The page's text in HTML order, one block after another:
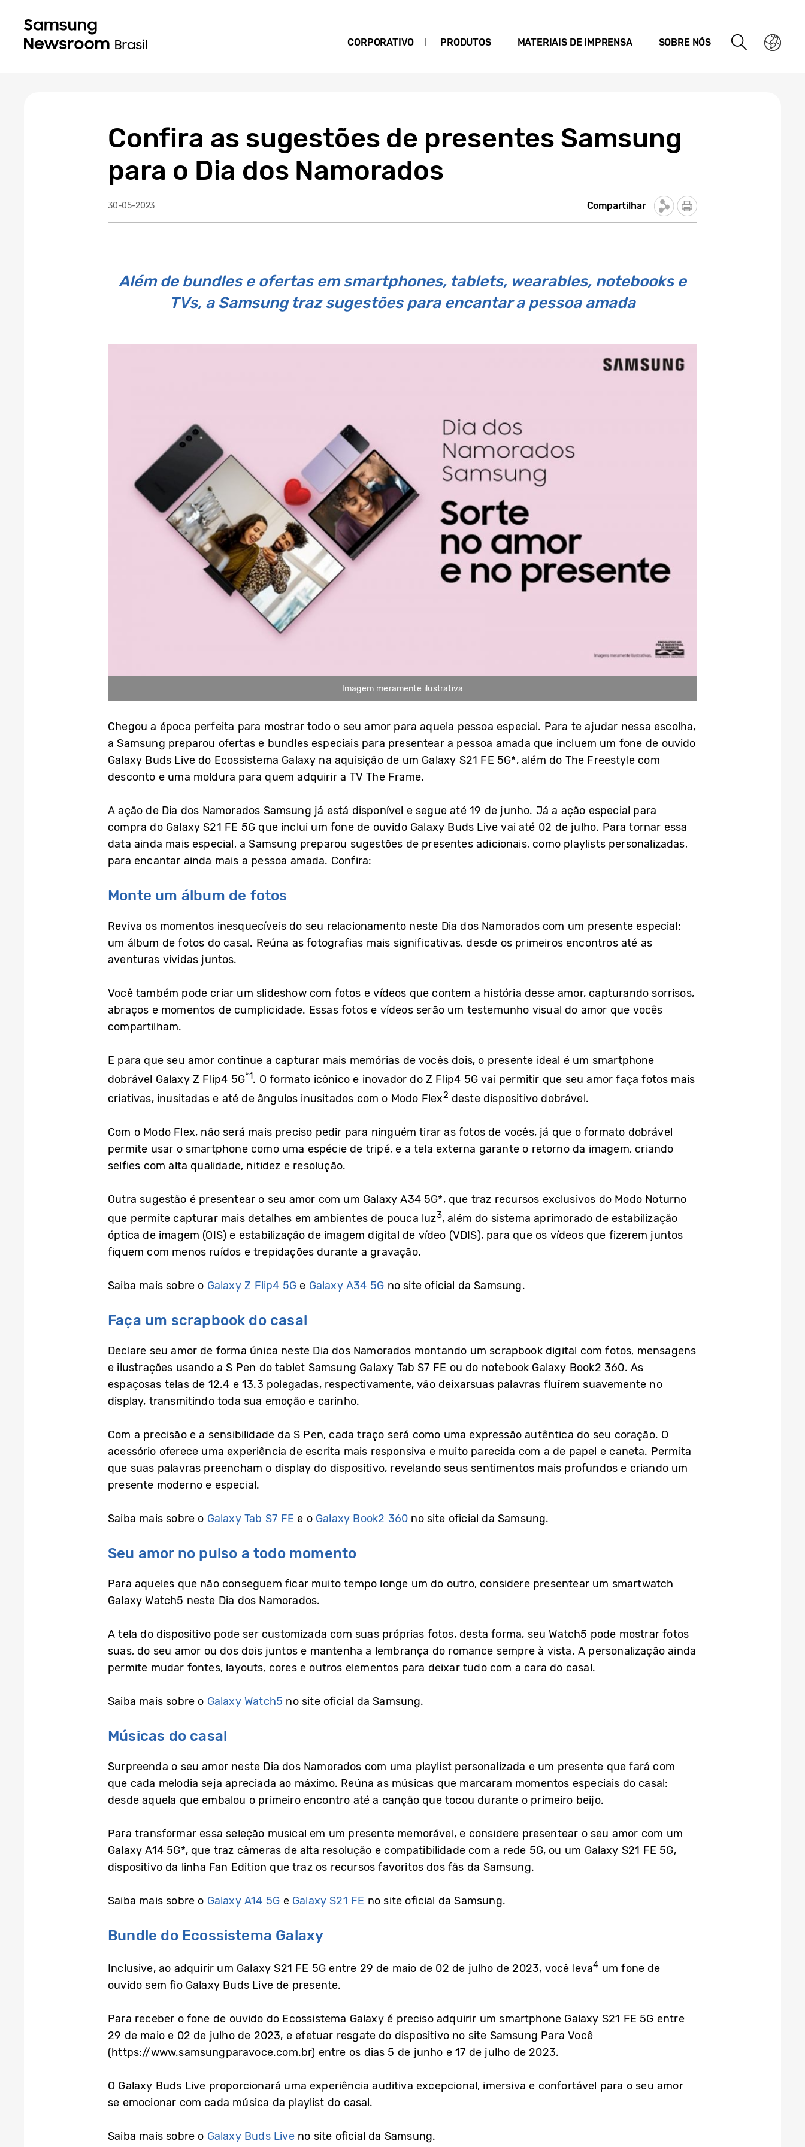
CORPORATIVO PRODUTOS MATERIAIS DE IMPRENSA SOBRE NÓS
Confira as sugestões de presentes Samsung
para o Dia dos Namorados
30-05-2023 Compartilhar
Além de bundles e ofertas em smartphones, tablets, wearables, notebooks e
TVs, a Samsung traz sugestões para encantar a pessoa amada
Imagem meramente ilustrativa
Chegou a época perfeita para mostrar todo o seu amor para aquela pessoa especial. Para te ajudar nessa escolha,
a Samsung preparou ofertas e bundles especiais para presentear a pessoa amada que incluem um fone de ouvido
Galaxy Buds Live do Ecossistema Galaxy na aquisição de um Galaxy S21 FE 5G*, além do The Freestyle com
desconto e uma moldura para quem adquirir a TV The Frame.
A ação de Dia dos Namorados Samsung já está disponível e segue até 19 de junho. Já a ação especial para
compra do Galaxy S21 FE 5G que inclui um fone de ouvido Galaxy Buds Live vai até 02 de julho. Para tornar essa
data ainda mais especial, a Samsung preparou sugestões de presentes adicionais, como playlists personalizadas,
para encantar ainda mais a pessoa amada. Confira:
Monte um álbum de fotos
Reviva os momentos inesquecíveis do seu relacionamento neste Dia dos Namorados com um presente especial:
um álbum de fotos do casal. Reúna as fotografias mais significativas, desde os primeiros encontros até as
aventuras vividas juntos.
Você também pode criar um slideshow com fotos e vídeos que contem a história desse amor, capturando sorrisos,
abraços e momentos de cumplicidade. Essas fotos e vídeos serão um testemunho visual do amor que vocês
compartilham.
E para que seu amor continue a capturar mais memórias de vocês dois, o presente ideal é um smartphone
dobrável Galaxy Z Flip4 5G*1. O formato icônico e inovador do Z Flip4 5G vai permitir que seu amor faça fotos mais
criativas, inusitadas e até de ângulos inusitados com o Modo Flex2 deste dispositivo dobrável.
Com o Modo Flex, não será mais preciso pedir para ninguém tirar as fotos de vocês, já que o formato dobrável
permite usar o smartphone como uma espécie de tripé, e a tela externa garante o retorno da imagem, criando
selfies com alta qualidade, nitidez e resolução.
Outra sugestão é presentear o seu amor com um Galaxy A34 5G*, que traz recursos exclusivos do Modo Noturno
que permite capturar mais detalhes em ambientes de pouca luz3, além do sistema aprimorado de estabilização
óptica de imagem (OIS) e estabilização de imagem digital de vídeo (VDIS), para que os vídeos que fizerem juntos
fiquem com menos ruídos e trepidações durante a gravação.
Saiba mais sobre o Galaxy Z Flip4 5G e Galaxy A34 5G no site oficial da Samsung.
Faça um scrapbook do casal
Declare seu amor de forma única neste Dia dos Namorados montando um scrapbook digital com fotos, mensagens
e ilustrações usando a S Pen do tablet Samsung Galaxy Tab S7 FE ou do notebook Galaxy Book2 360. As
espaçosas telas de 12.4 e 13.3 polegadas, respectivamente, vão deixarsuas palavras fluírem suavemente no
display, transmitindo toda sua emoção e carinho.
Com a precisão e a sensibilidade da S Pen, cada traço será como uma expressão autêntica do seu coração. O
acessório oferece uma experiência de escrita mais responsiva e muito parecida com a de papel e caneta. Permita
que suas palavras preencham o display do dispositivo, revelando seus sentimentos mais profundos e criando um
presente moderno e especial.
Saiba mais sobre o Galaxy Tab S7 FE e o Galaxy Book2 360 no site oficial da Samsung.
Seu amor no pulso a todo momento
Para aqueles que não conseguem ficar muito tempo longe um do outro, considere presentear um smartwatch
Galaxy Watch5 neste Dia dos Namorados.
A tela do dispositivo pode ser customizada com suas próprias fotos, desta forma, seu Watch5 pode mostrar fotos
suas, do seu amor ou dos dois juntos e mantenha a lembrança do romance sempre à vista. A personalização ainda
permite mudar fontes, layouts, cores e outros elementos para deixar tudo com a cara do casal.
Saiba mais sobre o Galaxy Watch5 no site oficial da Samsung.
Músicas do casal
Surpreenda o seu amor neste Dia dos Namorados com uma playlist personalizada e um presente que fará com
que cada melodia seja apreciada ao máximo. Reúna as músicas que marcaram momentos especiais do casal:
desde aquela que embalou o primeiro encontro até a canção que tocou durante o primeiro beijo.
Para transformar essa seleção musical em um presente memorável, e considere presentear o seu amor com um
Galaxy A14 5G*, que traz câmeras de alta resolução e compatibilidade com a rede 5G, ou um Galaxy S21 FE 5G,
dispositivo da linha Fan Edition que traz os recursos favoritos dos fãs da Samsung.
Saiba mais sobre o Galaxy A14 5G e Galaxy S21 FE no site oficial da Samsung.
Bundle do Ecossistema Galaxy
Inclusive, ao adquirir um Galaxy S21 FE 5G entre 29 de maio de 02 de julho de 2023, você leva4 um fone de
ouvido sem fio Galaxy Buds Live de presente.
Para receber o fone de ouvido do Ecossistema Galaxy é preciso adquirir um smartphone Galaxy S21 FE 5G entre
29 de maio e 02 de julho de 2023, e efetuar resgate do dispositivo no site Samsung Para Você
(https://www.samsungparavoce.com.br) entre os dias 5 de junho e 17 de julho de 2023.
O Galaxy Buds Live proporcionará uma experiência auditiva excepcional, imersiva e confortável para o seu amor
se emocionar com cada música da playlist do casal.
Saiba mais sobre o Galaxy Buds Liveno site oficial da Samsung.